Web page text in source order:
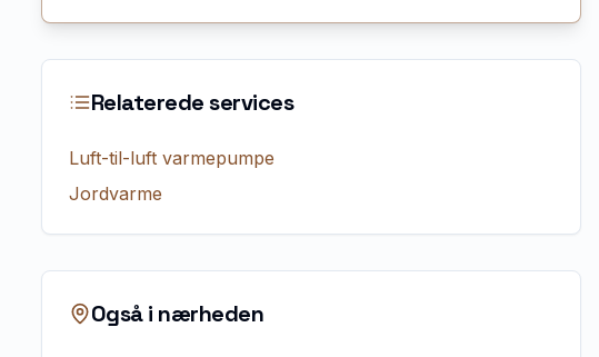
Relaterede services
Luft-til-luft varmepumpe
Jordvarme
Også i nærheden